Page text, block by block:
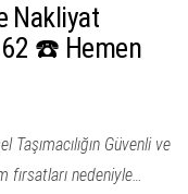
Nakliyat
☎️ Hemen
Güvenli ve
nedeniyle…